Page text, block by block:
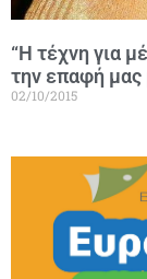
“Η τέχνη για
την επαφή μας
02/10/2015